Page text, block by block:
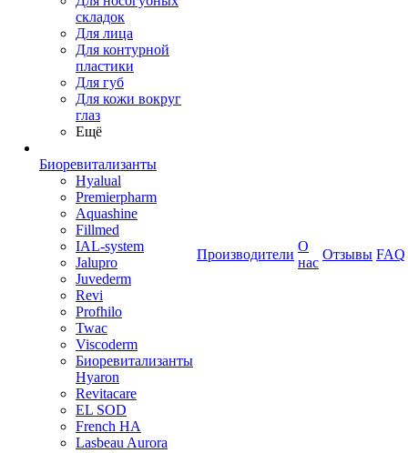
складок
Для лица
Для контурной
пластики
Для губ
Для кожи вокруг
глаз
Ещё
Биоревитализанты
Hyalual
Premierpharm
Aquashine
Fillmed
IAL-system
Jalupro
Juvederm
Revi
Profhilo
Twac
Viscoderm
Биоревитализанты
Hyaron
Revitacare
EL SOD
French HA
Lasbeau Aurora
Производители
О
нас
Отзывы FAQ